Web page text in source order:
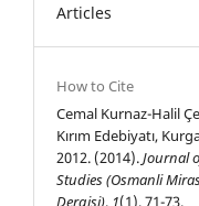
Articles
How to Cite
Cemal Kurnaz-Halil
Kırım Edebiyatı,
2012. (2014).Journal
Studies (Osmanli
Dergisi), 1(1), 71-73.